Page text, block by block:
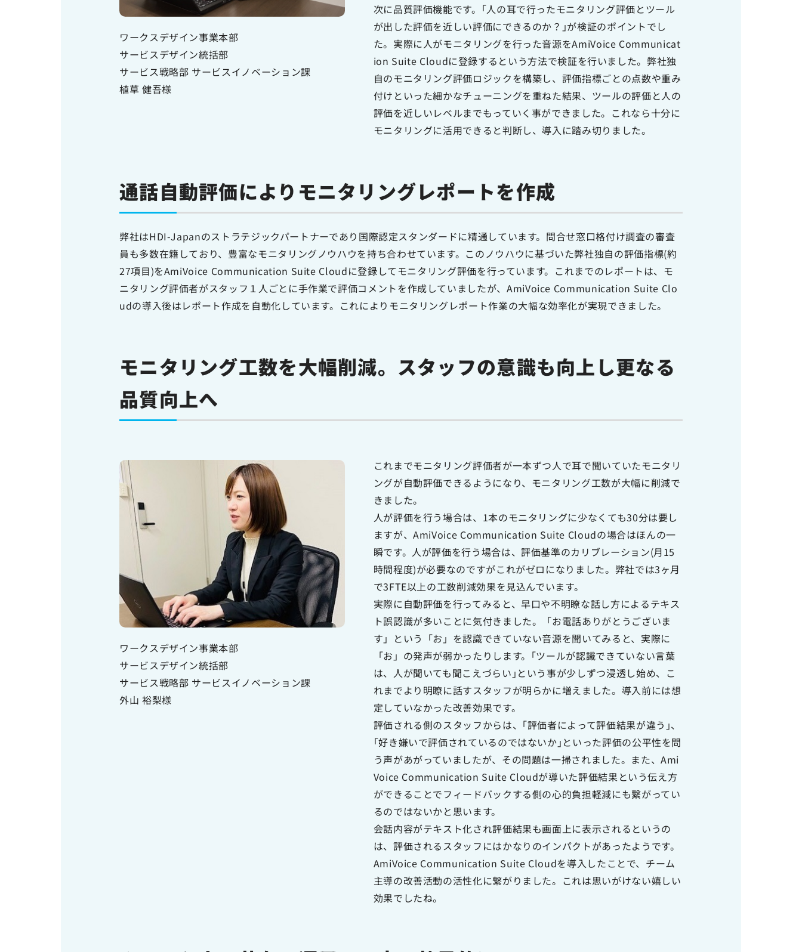
ワークスデザイン事業本部
サービスデザイン統括部
サービス戦略部 サービスイノベーション課
植草 健吾様
次に品質評価機能です。｢人の耳で行ったモニタリング評価とツール
が出した評価を近しい評価にできるのか？｣が検証のポイントでし
た。実際に人がモニタリングを行った音源をAmiVoice Communicat
ion Suite Cloudに登録するという方法で検証を行いました。弊社独
自のモニタリング評価ロジックを構築し、評価指標ごとの点数や重み
付けといった細かなチューニングを重ねた結果、ツールの評価と人の
評価を近しいレベルまでもっていく事ができました。これなら十分に
モニタリングに活用できると判断し、導入に踏み切りました。
通話自動評価によりモニタリングレポートを作成
弊社はHDI-Japanのストラテジックパートナーであり国際認定スタンダードに精通しています。問合せ窓口格付け調査の審査
員も多数在籍しており、豊富なモニタリングノウハウを持ち合わせています。このノウハウに基づいた弊社独自の評価指標(約
27項目)をAmiVoice Communication Suite Cloudに登録してモニタリング評価を行っています。これまでのレポートは、モ
ニタリング評価者がスタッフ１人ごとに手作業で評価コメントを作成していましたが、AmiVoice Communication Suite Clo
udの導入後はレポート作成を自動化しています。これによりモニタリングレポート作業の大幅な効率化が実現できました。
モニタリング工数を大幅削減。スタッフの意識も向上し更なる
品質向上へ
ワークスデザイン事業本部
サービスデザイン統括部
サービス戦略部 サービスイノベーション課
外山 裕梨様
これまでモニタリング評価者が一本ずつ人で耳で聞いていたモニタリ
ングが自動評価できるようになり、モニタリング工数が大幅に削減で
きました。
人が評価を行う場合は、1本のモニタリングに少なくても30分は要し
ますが、AmiVoice Communication Suite Cloudの場合はほんの一
瞬です。人が評価を行う場合は、評価基準のカリブレーション(月15
時間程度)が必要なのですがこれがゼロになりました。弊社では3ヶ月
で3FTE以上の工数削減効果を見込んでいます。
実際に自動評価を行ってみると、早口や不明瞭な話し方によるテキス
ト誤認識が多いことに気付きました。「お電話ありがとうございま
す」という「お」を認識できていない音源を聞いてみると、実際に
「お」の発声が弱かったりします。｢ツールが認識できていない言葉
は、人が聞いても聞こえづらい｣という事が少しずつ浸透し始め、こ
れまでより明瞭に話すスタッフが明らかに増えました。導入前には想
定していなかった改善効果です。
評価される側のスタッフからは、｢評価者によって評価結果が違う｣、
｢好き嫌いで評価されているのではないか｣といった評価の公平性を問
う声があがっていましたが、その問題は一掃されました。また、Ami
Voice Communication Suite Cloudが導いた評価結果という伝え方
ができることでフィードバックする側の心的負担軽減にも繋がってい
るのではないかと思います。
会話内容がテキスト化され評価結果も画面上に表示されるというの
は、評価されるスタッフにはかなりのインパクトがあったようです。
AmiVoice Communication Suite Cloudを導入したことで、チーム
主導の改善活動の活性化に繋がりました。これは思いがけない嬉しい
効果でしたね。